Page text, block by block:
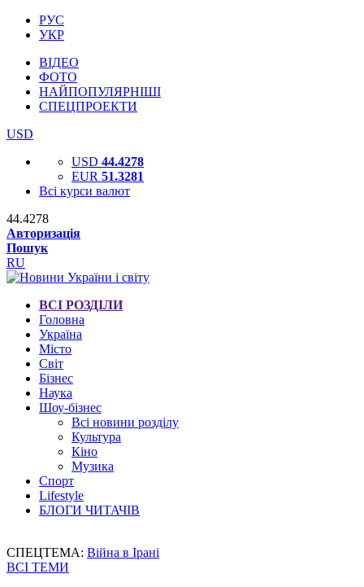
РУС
УКР
ВІДЕО
ФОТО
НАЙПОПУЛЯРНІШІ
СПЕЦПРОЕКТИ
USD
USD 44.4278
EUR 51.3281
Всі курси валют
44.4278
Авторизація
Пошук
RU
ВСІ РОЗДІЛИ
Головна
Україна
Місто
Світ
Бізнес
Наука
Шоу-бізнес
Всі новини розділу
Культура
Кіно
Музика
Спорт
Lifestyle
БЛОГИ ЧИТАЧІВ
СПЕЦТЕМА: Війна в Ірані
ВСІ ТЕМИ